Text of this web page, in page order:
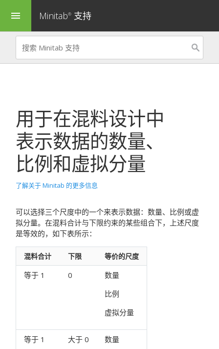
menu Minitab® 支持
用于在混料设计中
表示数据的数量、
比例和虚拟分量
了解关于 Minitab 的更多信息
可以选择三个尺度中的一个来表示数据：数量、比例或虚
拟分量。在混料合计与下限约束的某些组合下，上述尺度
是等效的，如下表所示：
混料合计 下限 等价的尺度
等于 1 0
数量
比例
虚拟分量
等于 1 大于 0
数量